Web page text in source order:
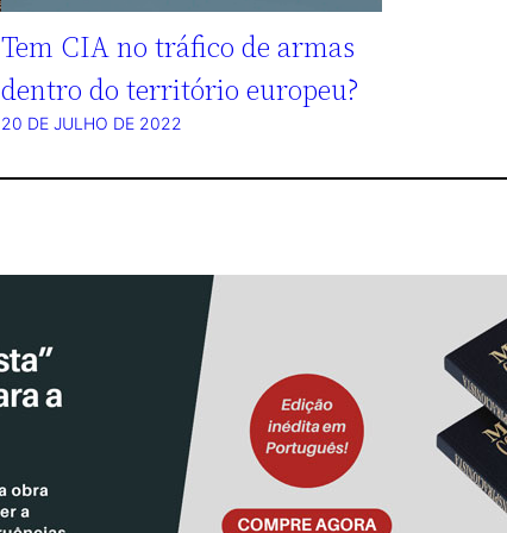
Tem CIA no tráfico de armas
dentro do território europeu?
20 DE JULHO DE 2022